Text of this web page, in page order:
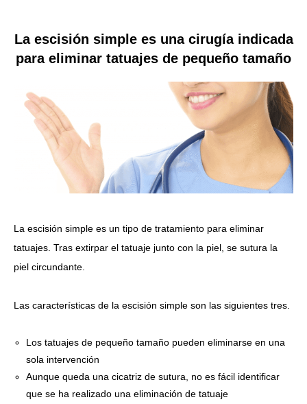
La escisión simple es una cirugía indicada
para eliminar tatuajes de pequeño tamaño
La escisión simple es un tipo de tratamiento para eliminar
tatuajes. Tras extirpar el tatuaje junto con la piel, se sutura la
piel circundante.
Las características de la escisión simple son las siguientes tres.
Los tatuajes de pequeño tamaño pueden eliminarse en una
sola intervención
Aunque queda una cicatriz de sutura, no es fácil identificar
que se ha realizado una eliminación de tatuaje